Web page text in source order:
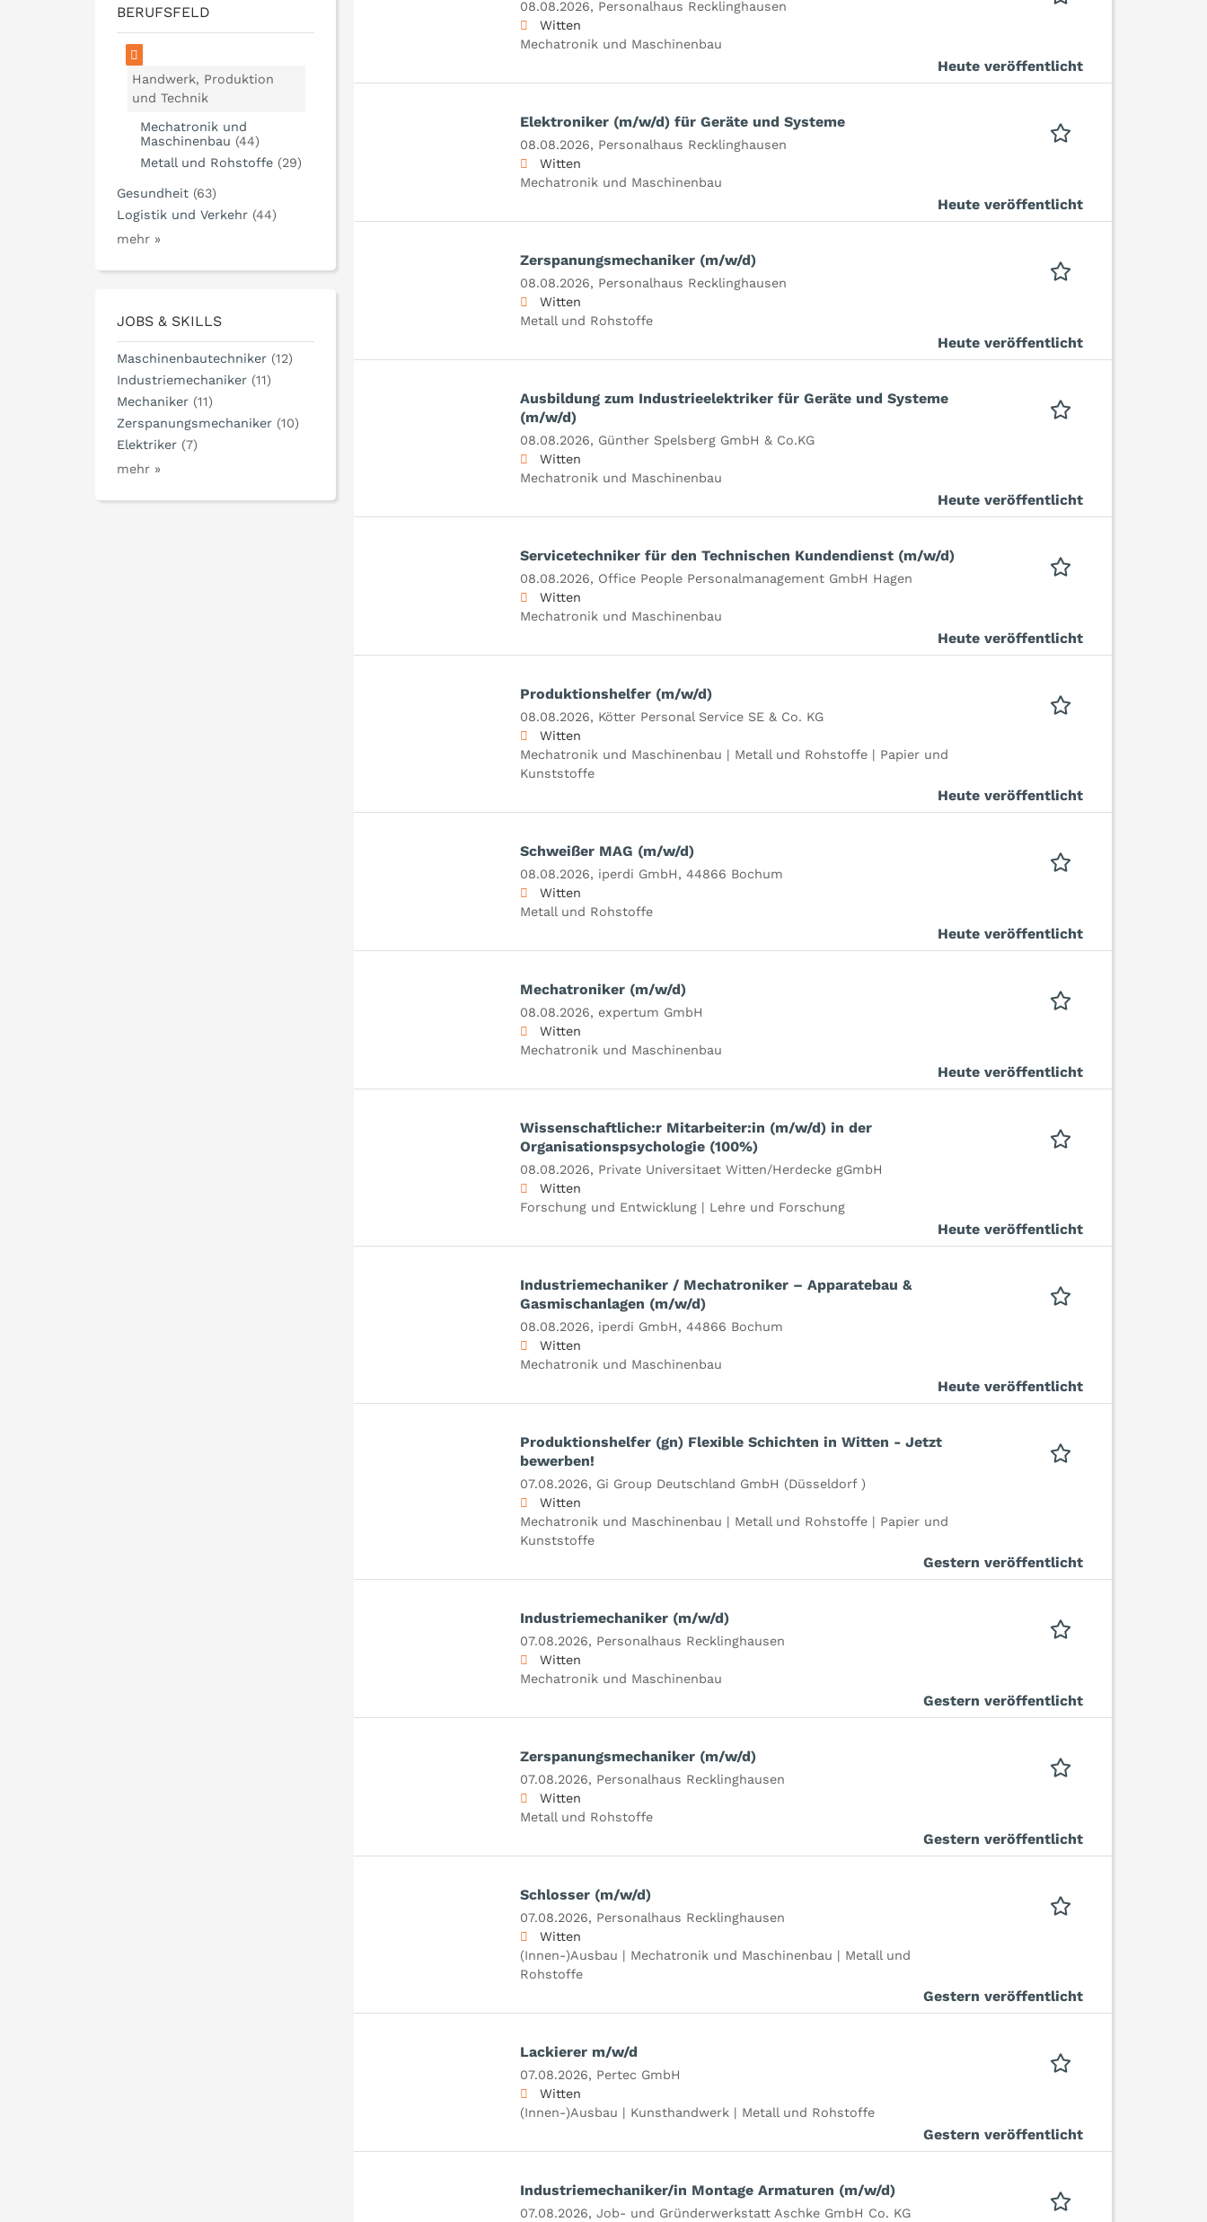
08.08.2026, Personalhaus Recklinghausen
Witten
Mechatronik und Maschinenbau
Heute veröffentlicht
Elektroniker (m/w/d) für Geräte und Systeme
08.08.2026, Personalhaus Recklinghausen
Witten
Mechatronik und Maschinenbau
Heute veröffentlicht
Zerspanungsmechaniker (m/w/d)
08.08.2026, Personalhaus Recklinghausen
Witten
Metall und Rohstoffe
Heute veröffentlicht
Ausbildung zum Industrieelektriker für Geräte und Systeme
(m/w/d)
08.08.2026, Günther Spelsberg GmbH & Co.KG
Witten
Mechatronik und Maschinenbau
Heute veröffentlicht
Servicetechniker für den Technischen Kundendienst (m/w/d)
08.08.2026, Office People Personalmanagement GmbH Hagen
Witten
Mechatronik und Maschinenbau
Heute veröffentlicht
Produktionshelfer (m/w/d)
08.08.2026, Kötter Personal Service SE & Co. KG
Witten
Mechatronik und Maschinenbau | Metall und Rohstoffe | Papier und
Kunststoffe
Heute veröffentlicht
Schweißer MAG (m/w/d)
08.08.2026, iperdi GmbH, 44866 Bochum
Witten
Metall und Rohstoffe
Heute veröffentlicht
Mechatroniker (m/w/d)
08.08.2026, expertum GmbH
Witten
Mechatronik und Maschinenbau
Heute veröffentlicht
Wissenschaftliche:r Mitarbeiter:in (m/w/d) in der
Organisationspsychologie (100%)
08.08.2026, Private Universitaet Witten/Herdecke gGmbH
Witten
Forschung und Entwicklung | Lehre und Forschung
Heute veröffentlicht
Industriemechaniker / Mechatroniker – Apparatebau &
Gasmischanlagen (m/w/d)
08.08.2026, iperdi GmbH, 44866 Bochum
Witten
Mechatronik und Maschinenbau
Heute veröffentlicht
Produktionshelfer (gn) Flexible Schichten in Witten - Jetzt
bewerben!
07.08.2026, Gi Group Deutschland GmbH (Düsseldorf )
Witten
Mechatronik und Maschinenbau | Metall und Rohstoffe | Papier und
Kunststoffe
Gestern veröffentlicht
Industriemechaniker (m/w/d)
07.08.2026, Personalhaus Recklinghausen
Witten
Mechatronik und Maschinenbau
Gestern veröffentlicht
Zerspanungsmechaniker (m/w/d)
07.08.2026, Personalhaus Recklinghausen
Witten
Metall und Rohstoffe
Gestern veröffentlicht
Schlosser (m/w/d)
07.08.2026, Personalhaus Recklinghausen
Witten
(Innen-)Ausbau | Mechatronik und Maschinenbau | Metall und
Rohstoffe
Gestern veröffentlicht
Lackierer m/w/d
07.08.2026, Pertec GmbH
Witten
(Innen-)Ausbau | Kunsthandwerk | Metall und Rohstoffe
Gestern veröffentlicht
Industriemechaniker/in Montage Armaturen (m/w/d)
07.08.2026, Job- und Gründerwerkstatt Aschke GmbH Co. KG
BERUFSFELD
Handwerk, Produktion
und Technik
Mechatronik und
Maschinenbau (44)
Metall und Rohstoffe (29)
Gesundheit (63)
Logistik und Verkehr (44)
mehr »
JOBS & SKILLS
Maschinenbautechniker (12)
Industriemechaniker (11)
Mechaniker (11)
Zerspanungsmechaniker (10)
Elektriker (7)
mehr »